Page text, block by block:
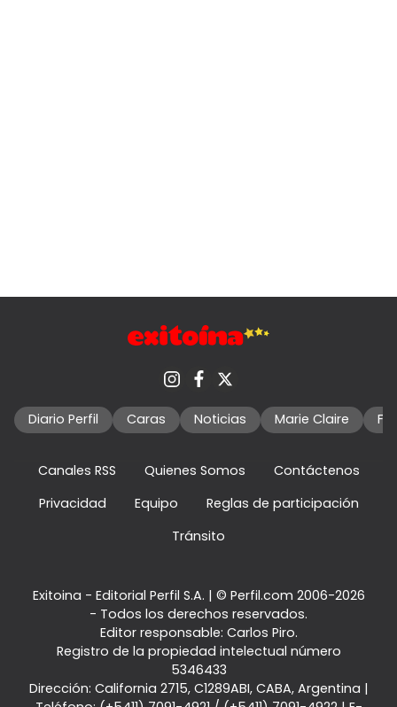
Diario Perfil Caras Noticias Marie Claire
Canales RSS Quienes Somos
Contáctenos
Privacidad
Equipo
Reglas de participación
Tránsito
Exitoina - Editorial Perfil S.A. | © Perfil.com 2006-2026
- Todos los derechos reservados.
Editor responsable: Carlos Piro.
Registro de la propiedad intelectual número
5346433
Dirección: California 2715, C1289ABI, CABA, Argentina |